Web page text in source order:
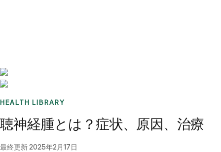
HEALTH LIBRARY
聴神経腫とは？症状、原因、治療
最終更新2025年2月17日